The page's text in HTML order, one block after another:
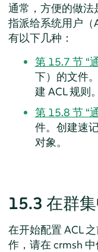
通常，方便的做法
指派给系统用户（
有以下几种：
第 15.7 节 “
下）的文件
建 ACL 规则。
第 15.8 节 “
件。创建速
对象。
15.3 在群
在开始配置 ACL
作，请在 crmsh 中